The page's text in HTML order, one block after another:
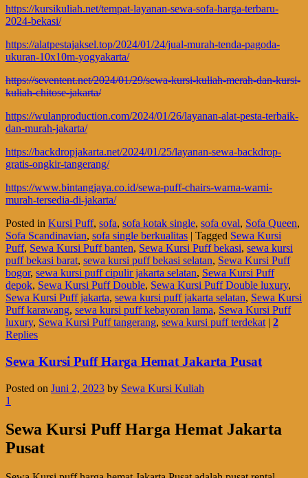
https://kursikuliah.net/tempat-layanan-sewa-sofa-harga-terbaru-
2024-bekasi/
https://alatpestajaksel.top/2024/01/24/jual-murah-tenda-pagoda-
ukuran-10x10m-yogyakarta/
https://seventent.net/2024/01/29/sewa-kursi-kuliah-merah-dan-kursi-
kuliah-chitose-jakarta/
https://wulanproduction.com/2024/01/26/layanan-alat-pesta-terbaik-
dan-murah-jakarta/
https://backdropjakarta.net/2024/01/25/layanan-sewa-backdrop-
gratis-ongkir-tangerang/
https://www.bintangjaya.co.id/sewa-puff-chairs-warna-warni-
murah-tersedia-di-jakarta/
Posted in Kursi Puff, sofa, sofa kotak single, sofa oval, Sofa Queen,
Sofa Scandinavian, sofa single berkualitas | Tagged Sewa Kursi
Puff, Sewa Kursi Puff banten, Sewa Kursi Puff bekasi, sewa kursi
puff bekasi barat, sewa kursi puff bekasi selatan, Sewa Kursi Puff
bogor, sewa kursi puff cipulir jakarta selatan, Sewa Kursi Puff
depok, Sewa Kursi Puff Double, Sewa Kursi Puff Double luxury,
Sewa Kursi Puff jakarta, sewa kursi puff jakarta selatan, Sewa Kursi
Puff karawang, sewa kursi puff kebayoran lama, Sewa Kursi Puff
luxury, Sewa Kursi Puff tangerang, sewa kursi puff terdekat | 2
Replies
Sewa Kursi Puff Harga Hemat Jakarta Pusat
Posted on Juni 2, 2023 by Sewa Kursi Kuliah
1
Sewa Kursi Puff Harga Hemat Jakarta
Pusat